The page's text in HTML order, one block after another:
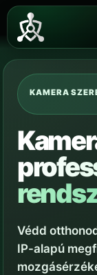
Skip
content
KAMERA
Védd
IP-alapú